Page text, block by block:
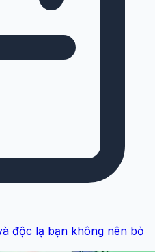
độc lạ bạn không nên bỏ